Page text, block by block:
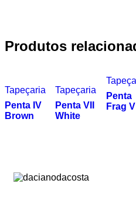
Produtos
Tapeçaria
Penta IV
Brown
Tapeçaria
Penta VII
White
Penta
Frag V